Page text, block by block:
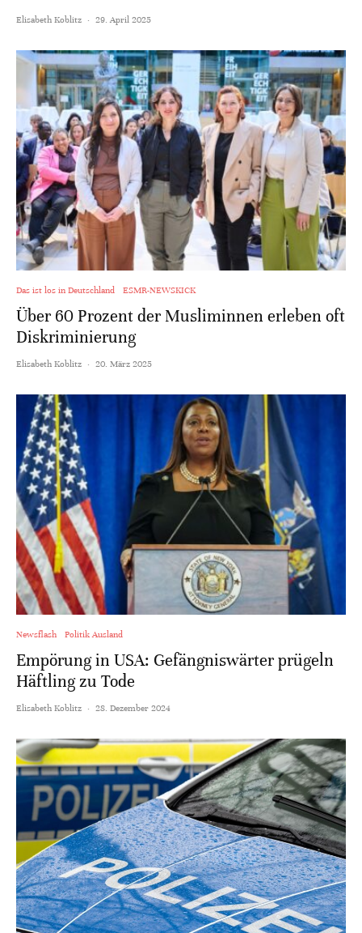
Elisabeth Koblitz · 29. April 2025
Das ist los in Deutschland ESMR-NEWSKICK
Über 60 Prozent der Musliminnen erleben oft
Diskriminierung
Elisabeth Koblitz · 20. März 2025
Newsflash Politik Ausland
Empörung in USA: Gefängniswärter prügeln
Häftling zu Tode
Elisabeth Koblitz · 28. Dezember 2024